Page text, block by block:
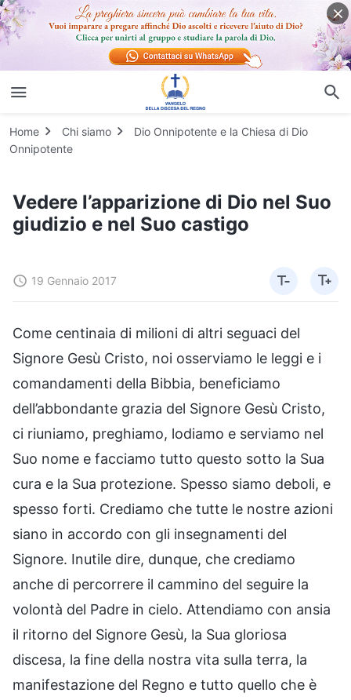
Home Chi siamo
Dio Onnipotente e la Chiesa di Dio
Onnipotente
Vedere l’apparizione di Dio nel Suo
giudizio e nel Suo castigo
19 Gennaio 2017
Come centinaia di milioni di altri seguaci del
Signore Gesù Cristo, noi osserviamo le leggi e i
comandamenti della Bibbia, beneficiamo
dell’abbondante grazia del Signore Gesù Cristo,
ci riuniamo, preghiamo, lodiamo e serviamo nel
Suo nome e facciamo tutto questo sotto la Sua
cura e la Sua protezione. Spesso siamo deboli, e
spesso forti. Crediamo che tutte le nostre azioni
siano in accordo con gli insegnamenti del
Signore. Inutile dire, dunque, che crediamo
anche di percorrere il cammino del seguire la
volontà del Padre in cielo. Attendiamo con ansia
il ritorno del Signore Gesù, la Sua gloriosa
discesa, la fine della nostra vita sulla terra, la
manifestazione del Regno e tutto quello che è